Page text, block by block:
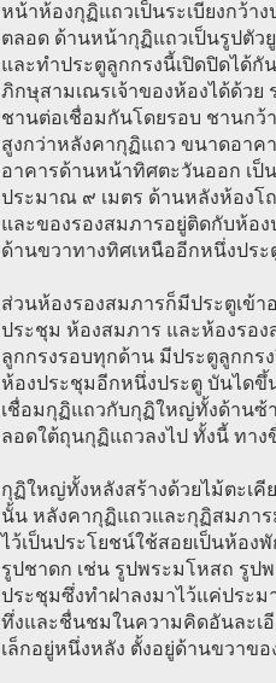
หน้าห้องกุฏิแถวเป็นระเบียงกว้า
ตลอด ด้านหน้ากุฏิแถวเป็นรูปตัว
และทำประตูลูกกรงนี้เปิดปิดได้กั
ภิกษุสามเณรเจ้าของห้องได้ด้ว
ชานต่อเชื่อมกันโดยรอบ ชานกว้
สูงกว่าหลังคากุฏิแถว ขนาดอาค
อาคารด้านหน้าทิศตะวันออก เ
ประมาณ ๙ เมตร ด้านหลังห้องโ
และของรองสมภารอยู่ติดกับห้อ
ด้านขวาทางทิศเหนืออีกหนึ่งประ
ส่วนห้องรองสมภารก็มีประตูเข้า
ประชุม ห้องสมภาร และห้องรอ
ลูกกรงรอบทุกด้าน มีประตูลูกกร
ห้องประชุมอีกหนึ่งประตู บันได
เชื่อมกุฏิแถวกับกุฏิใหญ่ทั้งด้านซ้
ลอดใต้ถุนกุฏิแถวลงไป ทั้งนี้ ทา
กุฏิใหญ่ทั้งหลังสร้างด้วยไม้ตะเคี
นั้น หลังคากุฏิแถวและกุฏิสมภา
ไว้เป็นประโยชน์ใช้สอยเป็นห้อง
รูปชาดก เช่น รูปพระมโหสถ รูป
ประชุมซึ่งทำฝาลงมาไว้แค่ประ
ทึ่งและชื่นชมในความคิดอันละเ
เล็กอยู่หนึ่งหลัง ตั้งอยู่ด้านขวาข